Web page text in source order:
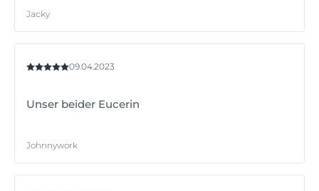
Jacky
09.04.2023
Unser beider Eucerin
Johnnywork